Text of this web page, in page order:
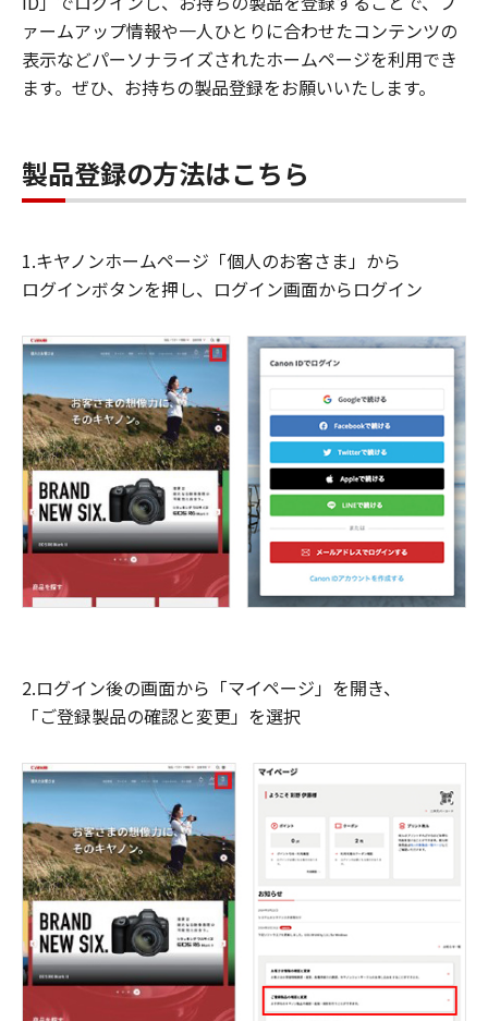
ァームアップ情報や一人ひとりに合わせたコンテンツの
表示などパーソナライズされたホームページを利用でき
ます。ぜひ、お持ちの製品登録をお願いいたします。
製品登録の方法はこちら
1.キヤノンホームページ「個人のお客さま」から
ログインボタンを押し、ログイン画面からログイン
2.ログイン後の画面から「マイページ」を開き、
「ご登録製品の確認と変更」を選択